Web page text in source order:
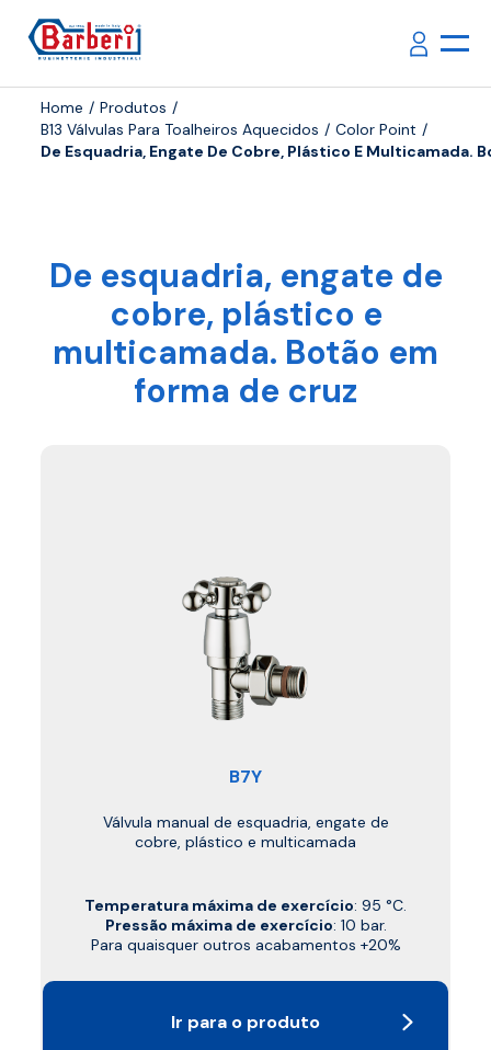
Home
Produtos
B13 Válvulas Para Toalheiros Aquecidos
Color Point
De Esquadria, Engate De Cobre, Plástico E Multicamada.
De esquadria, engate de
cobre, plástico e
multicamada. Botão em
forma de cruz
B7Y
Válvula manual de esquadria, engate de
cobre, plástico e multicamada
Temperatura máxima de exercício: 95 °C.
Pressão máxima de exercício: 10 bar.
Para quaisquer outros acabamentos +20%
Ir para o produto